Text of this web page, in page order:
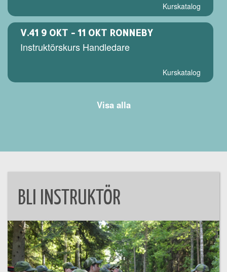
Kurskatalog
V.41 9 OKT - 11 OKT RONNEBY
Instruktörskurs Handledare
Kurskatalog
Visa alla
BLI INSTRUKTÖR